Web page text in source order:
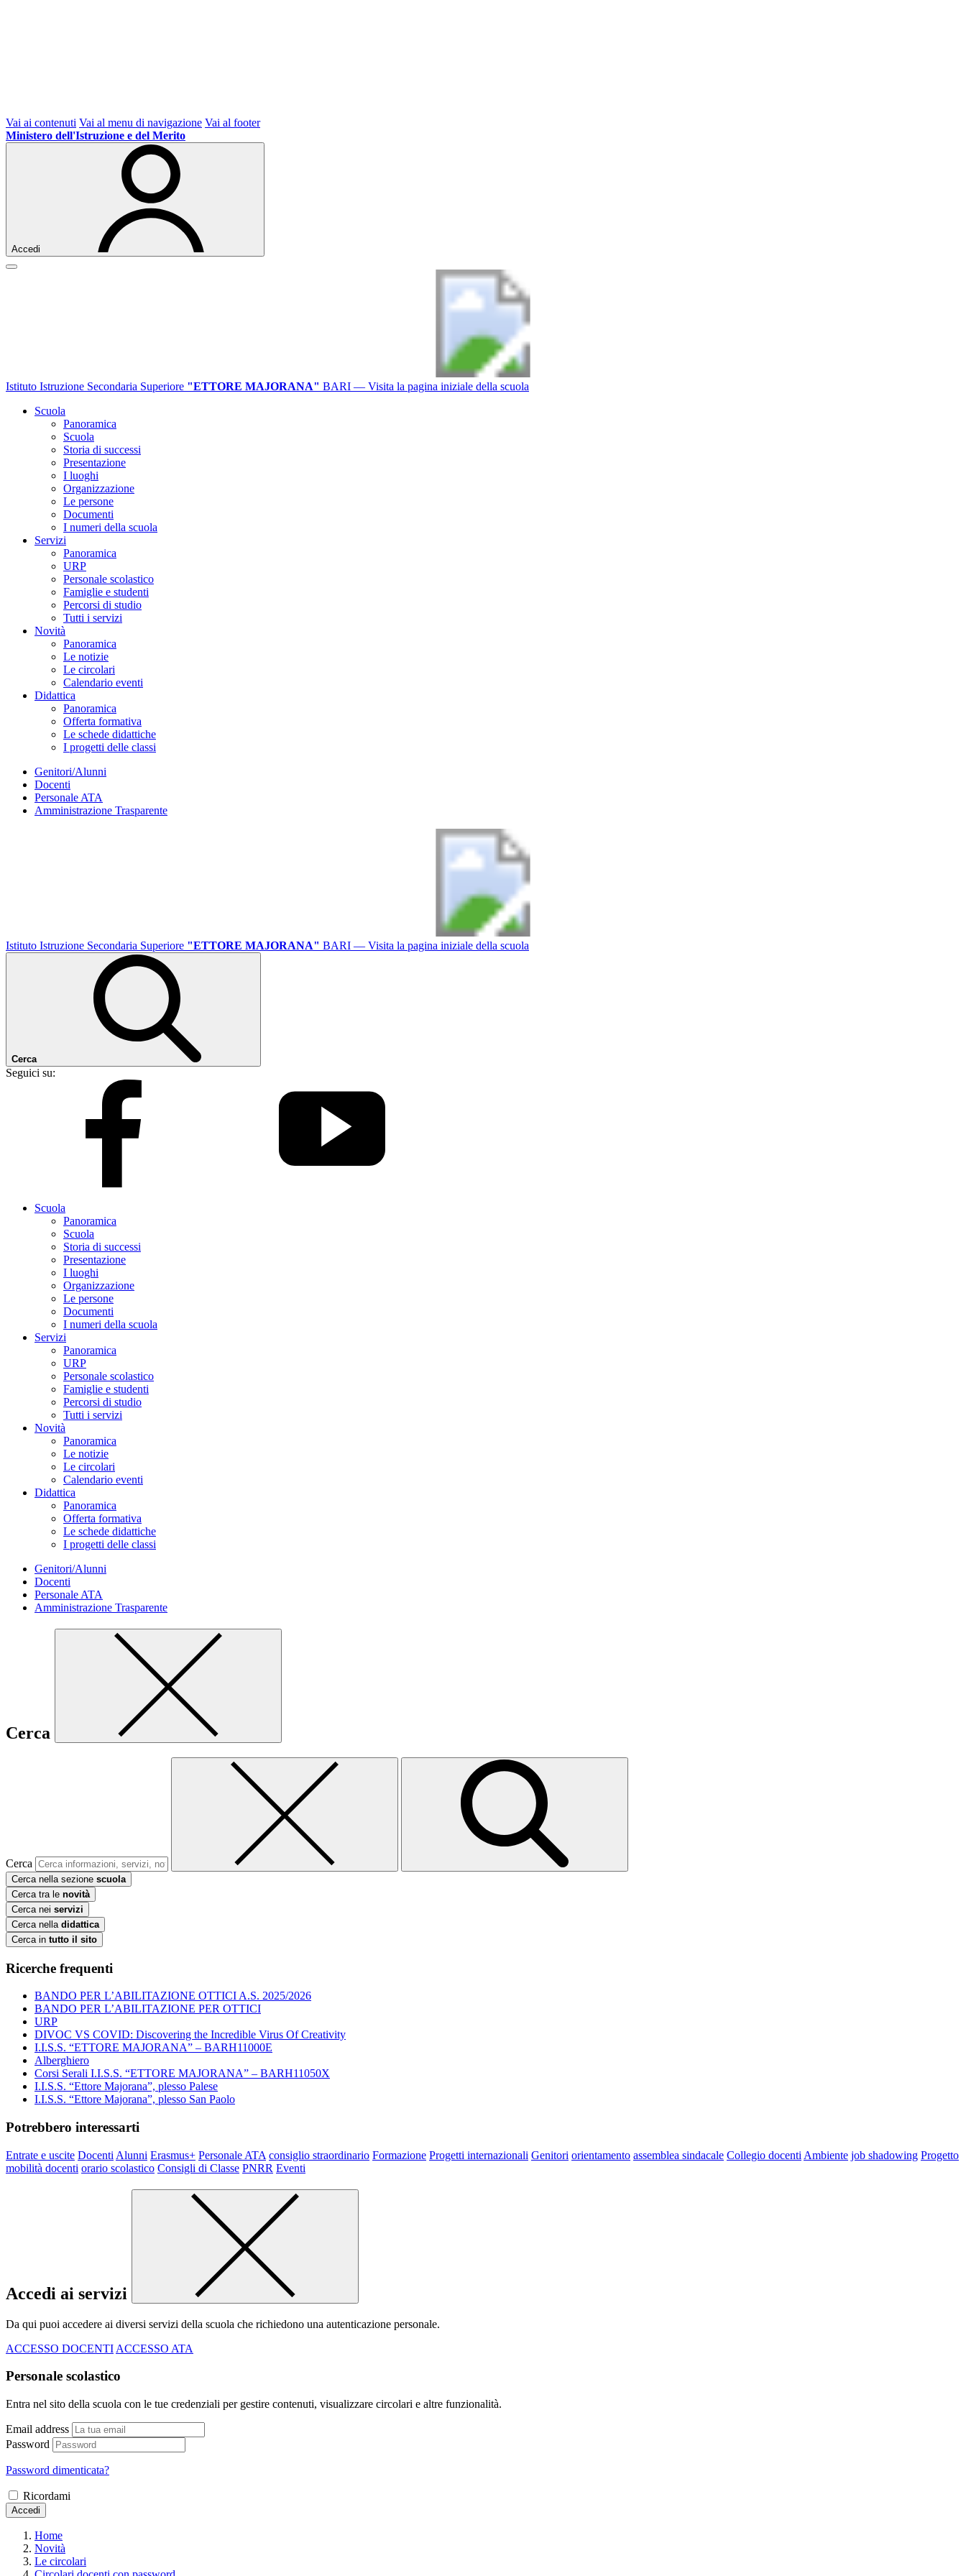
Vai ai contenuti Vai al menu di navigazione Vai al footer
Ministero dell'Istruzione e del Merito
Accedi
Istituto Istruzione Secondaria Superiore "ETTORE MAJORANA" BARI — Visita la pagina iniziale della scuola
Scuola
Panoramica
Scuola
Storia di successi
Presentazione
I luoghi
Organizzazione
Le persone
Documenti
I numeri della scuola
Servizi
Panoramica
URP
Personale scolastico
Famiglie e studenti
Percorsi di studio
Tutti i servizi
Novità
Panoramica
Le notizie
Le circolari
Calendario eventi
Didattica
Panoramica
Offerta formativa
Le schede didattiche
I progetti delle classi
Genitori/Alunni
Docenti
Personale ATA
Amministrazione Trasparente
Istituto Istruzione Secondaria Superiore "ETTORE MAJORANA" BARI — Visita la pagina iniziale della scuola
Cerca
Seguici su:
Scuola
Panoramica
Scuola
Storia di successi
Presentazione
I luoghi
Organizzazione
Le persone
Documenti
I numeri della scuola
Servizi
Panoramica
URP
Personale scolastico
Famiglie e studenti
Percorsi di studio
Tutti i servizi
Novità
Panoramica
Le notizie
Le circolari
Calendario eventi
Didattica
Panoramica
Offerta formativa
Le schede didattiche
I progetti delle classi
Genitori/Alunni
Docenti
Personale ATA
Amministrazione Trasparente
Cerca
Cerca
Cerca nella sezione scuola
Cerca tra le novità
Cerca nei servizi
Cerca nella didattica
Cerca in tutto il sito
Ricerche frequenti
BANDO PER L’ABILITAZIONE OTTICI A.S. 2025/2026
BANDO PER L’ABILITAZIONE PER OTTICI
URP
DIVOC VS COVID: Discovering the Incredible Virus Of Creativity
I.I.S.S. “ETTORE MAJORANA” – BARH11000E
Alberghiero
Corsi Serali I.I.S.S. “ETTORE MAJORANA” – BARH11050X
I.I.S.S. “Ettore Majorana”, plesso Palese
I.I.S.S. “Ettore Majorana”, plesso San Paolo
Potrebbero interessarti
Entrate e uscite Docenti Alunni Erasmus+ Personale ATA consiglio straordinario Formazione Progetti internazionali Genitori orientamento assemblea sindacale Collegio docenti Ambiente job shadowing Progetto
mobilità docenti orario scolastico Consigli di Classe PNRR Eventi
Accedi ai servizi
Da qui puoi accedere ai diversi servizi della scuola che richiedono una autenticazione personale.
ACCESSO DOCENTI ACCESSO ATA
Personale scolastico
Entra nel sito della scuola con le tue credenziali per gestire contenuti, visualizzare circolari e altre funzionalità.
Email address
Password
Password dimenticata?
Ricordami
Accedi
Home
Novità
Le circolari